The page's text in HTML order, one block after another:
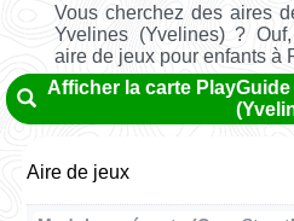
Vous cherchez des aires
Yvelines (Yvelines) ?
aire de jeux pour enfants à
Afficher la carte
Aire de jeux